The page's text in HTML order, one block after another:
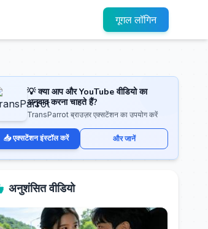
गूगल लॉगिन
💡 क्या आप और YouTube वीडियो का
अनुवाद करना चाहते हैं?
TransParrot ब्राउज़र एक्सटेंशन का उपयोग करें
📥 एक्सटेंशन इंस्टॉल करें और जानें
अनुशंसित वीडियो